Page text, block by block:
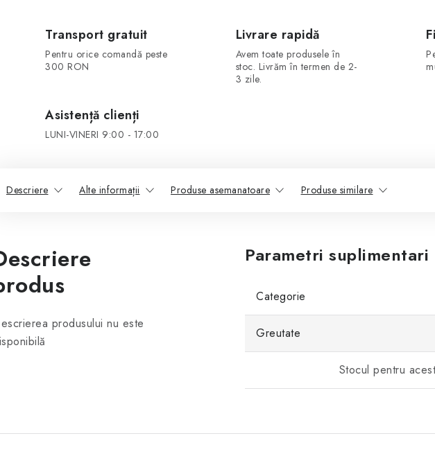
Transport gratuit
Pentru orice comandă peste
300 RON
Livrare rapidă
Avem toate produsele în
stoc. Livrăm în termen de 2-
3 zile.
Asistență clienți
LUNI-VINERI 9:00 - 17:00
Descriere Alte informații Produse asemanatoare Produse similare
produsului nu este
Parametri suplimentari
Categorie
Greutate
Stocul pentru